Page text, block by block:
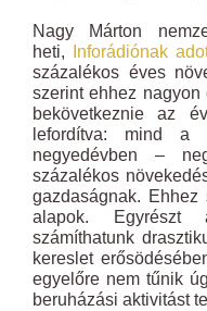
Nagy Márton
heti,
Inforádiónak
százalékos éves
szerint ehhez
bekövetkeznie az
lefordítva: mind a
negyedévben –
százalékos
gazdaságnak.
alapok.
számíthatunk
kereslet
egyelőre nem tűnik
beruházási aktivitást